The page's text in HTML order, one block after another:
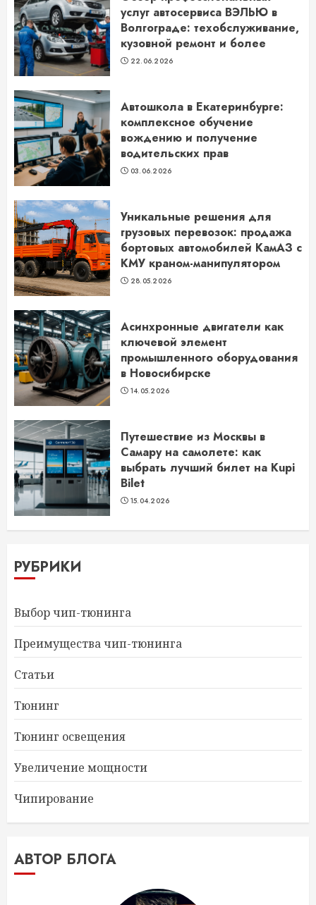
услуг автосервиса ВЭЛЬЮ в
Волгограде: техобслуживание,
кузовной ремонт и более
22.06.2026
Автошкола в Екатеринбурге:
комплексное обучение
вождению и получение
водительских прав
03.06.2026
Уникальные решения для
грузовых перевозок: продажа
бортовых автомобилей КамАЗ с
КМУ краном-манипулятором
28.05.2026
Асинхронные двигатели как
ключевой элемент
промышленного оборудования
в Новосибирске
14.05.2026
Путешествие из Москвы в
Самару на самолете: как
выбрать лучший билет на Kupi
Bilet
15.04.2026
РУБРИКИ
Выбор чип-тюнинга
Преимущества чип-тюнинга
Статьи
Тюнинг
Тюнинг освещения
Увеличение мощности
Чипирование
АВТОР БЛОГА